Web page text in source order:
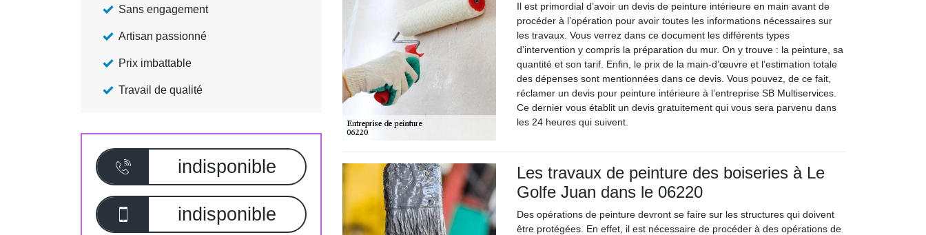
Sans engagement
Artisan passionné
Prix imbattable
Travail de qualité
indisponible
indisponible
Il est primordial d’avoir un devis de peinture intérieure en main avant de
procéder à l’opération pour avoir toutes les informations nécessaires sur
les travaux. Vous verrez dans ce document les différents types
d’intervention y compris la préparation du mur. On y trouve : la peinture, sa
quantité et son tarif. Enfin, le prix de la main-d’œuvre et l’estimation totale
des dépenses sont mentionnées dans ce devis. Vous pouvez, de ce fait,
réclamer un devis pour peinture intérieure à l’entreprise SB Multiservices.
Ce dernier vous établit un devis gratuitement qui vous sera parvenu dans
les 24 heures qui suivent.
Les travaux de peinture des boiseries à Le
Golfe Juan dans le 06220
Des opérations de peinture devront se faire sur les structures qui doivent
être protégées. En effet, il est nécessaire de procéder à des opérations de